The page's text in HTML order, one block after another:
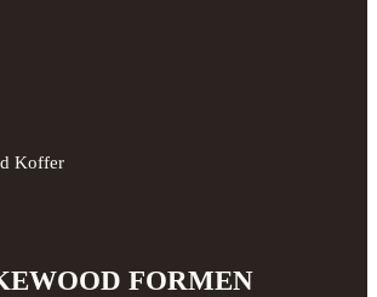
Koffer
FORMEN